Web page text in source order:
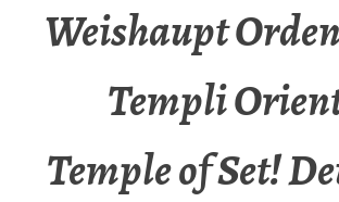
Weishaupt
Templi
Temple of Set!